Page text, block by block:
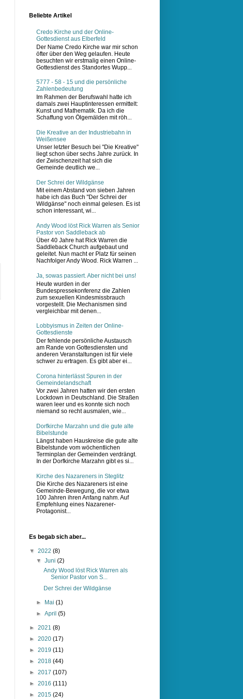
Beliebte Artikel
Credo Kirche und der Online-
Gottesdienst aus Elberfeld
Der Name Credo Kirche war mir schon
öfter über den Weg gelaufen. Heute
besuchten wir erstmalig einen Online-
Gottesdienst des Standortes Wupp...
5777 - 58 - 15 und die persönliche
Zahlenbedeutung
Im Rahmen der Berufswahl hatte ich
damals zwei Hauptinteressen ermittelt:
Kunst und Mathematik. Da ich die
Schaffung von Ölgemälden mit röh...
Die Kreative an der Industriebahn in
Weißensee
Unser letzter Besuch bei "Die Kreative"
liegt schon über sechs Jahre zurück. In
der Zwischenzeit hat sich die
Gemeinde deutlich we...
Der Schrei der Wildgänse
Mit einem Abstand von sieben Jahren
habe ich das Buch "Der Schrei der
Wildgänse" noch einmal gelesen. Es ist
schon interessant, wi...
Andy Wood löst Rick Warren als Senior
Pastor von Saddleback ab
Über 40 Jahre hat Rick Warren die
Saddleback Church aufgebaut und
geleitet. Nun macht er Platz für seinen
Nachfolger Andy Wood. Rick Warren ...
Ja, sowas passiert. Aber nicht bei uns!
Heute wurden in der
Bundespressekonferenz die Zahlen
zum sexuellen Kindesmissbrauch
vorgestellt. Die Mechanismen sind
vergleichbar mit denen...
Lobbyismus in Zeiten der Online-
Gottesdienste
Der fehlende persönliche Austausch
am Rande von Gottesdiensten und
anderen Veranstaltungen ist für viele
schwer zu ertragen. Es gibt aber ei...
Corona hinterlässt Spuren in der
Gemeindelandschaft
Vor zwei Jahren hatten wir den ersten
Lockdown in Deutschland. Die Straßen
waren leer und es konnte sich noch
niemand so recht ausmalen, wie...
Dorfkirche Marzahn und die gute alte
Bibelstunde
Längst haben Hauskreise die gute alte
Bibelstunde vom wöchentlichen
Terminplan der Gemeinden verdrängt.
In der Dorfkirche Marzahn gibt es si...
Kirche des Nazareners in Steglitz
Die Kirche des Nazareners ist eine
Gemeinde-Bewegung, die vor etwa
100 Jahren ihren Anfang nahm. Auf
Empfehlung eines Nazarener-
Protagonist...
Es begab sich aber...
▼ 2022 (8)
▼Juni(2)
Andy Wood löst Rick Warren als
Senior Pastor von S...
Der Schrei der Wildgänse
► Mai(1)
►April(5)
► 2021 (8)
► 2020 (17)
► 2019 (11)
► 2018 (44)
► 2017 (107)
► 2016 (111)
► 2015 (24)